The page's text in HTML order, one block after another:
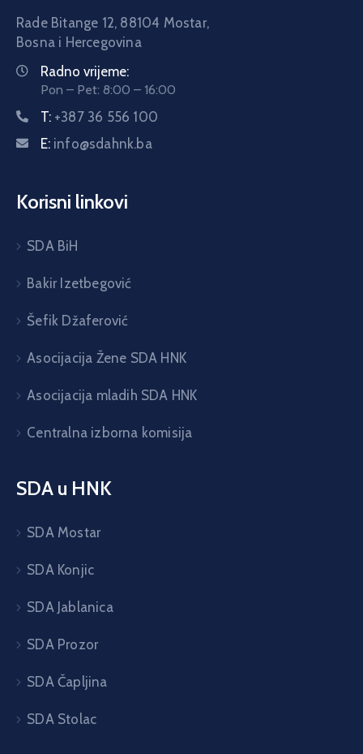
Rade Bitange 12, 88104 Mostar,
Bosna i Hercegovina
Radno vrijeme:
Pon – Pet: 8:00 – 16:00
T: +387 36 556 100
E: info@sdahnk.ba
Korisni linkovi
SDA BiH
Bakir Izetbegović
Šefik Džaferović
Asocijacija Žene SDA HNK
Asocijacija mladih SDA HNK
Centralna izborna komisija
SDA u HNK
SDA Mostar
SDA Konjic
SDA Jablanica
SDA Prozor
SDA Čapljina
SDA Stolac